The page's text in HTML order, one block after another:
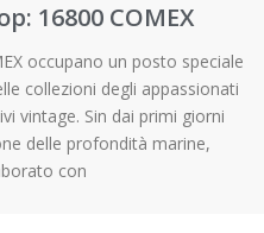
16800 COMEX
occupano un posto speciale
collezioni degli appassionati
vintage. Sin dai primi giorni
delle profondità marine,
con